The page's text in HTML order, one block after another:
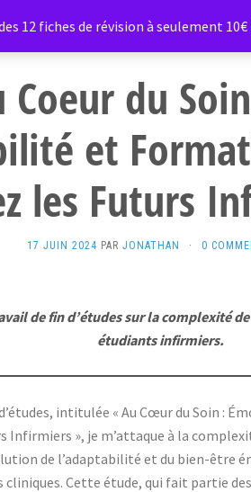
Coeur du
et
les Futurs
17 JUIN 2024 PAR JONATHAN · 0
de fin d’études sur la complexité
étudiants infirmiers.
intitulée « Au Cœur du Soin :
Infirmiers », je m’attaque à la
de l’adaptabilité et du bien-être
cliniques. Cette étude, qui fait partie
12 fiches de révision à seulement